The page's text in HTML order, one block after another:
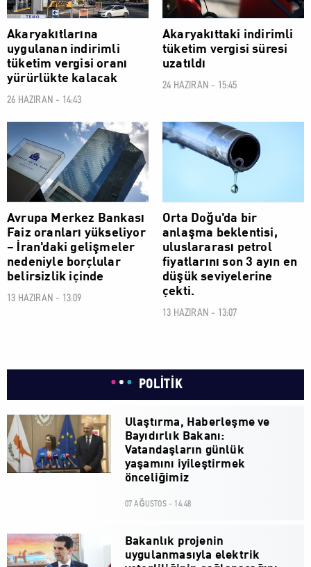
Akaryakıtlarına
uygulanan indirimli
tüketim vergisi oranı
yürürlükte kalacak
26 HAZIRAN - 14:43
Akaryakıttaki indirimli
tüketim vergisi süresi
uzatıldı
24 HAZIRAN - 15:45
EKONOMİ
Avrupa Merkez Bankası
Faiz oranları yükseliyor
– İran'daki gelişmeler
nedeniyle borçlular
belirsizlik içinde
13 HAZIRAN - 13:09
Orta Doğu'da bir
anlaşma beklentisi,
uluslararası petrol
fiyatlarını son 3 ayın en
düşük seviyelerine
çekti.
13 HAZIRAN - 13:07
POLİTİK
Ulaştırma, Haberleşme ve
Bayıdırlık Bakanı:
Vatandaşların günlük
yaşamını iyileştirmek
önceliğimiz
07 AĞUSTOS - 14:48
Bakanlık projenin
uygulanmasıyla elektrik